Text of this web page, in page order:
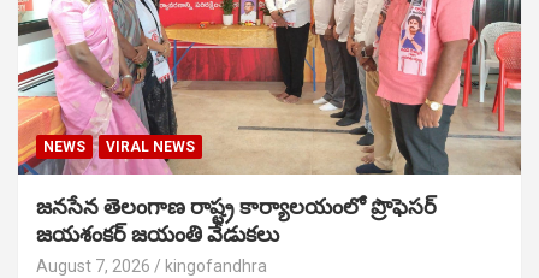
NEWS VIRAL NEWS
జనసేన తెలంగాణ రాష్ట్ర కార్యాలయంలో ప్రొఫెసర్
జయశంకర్ జయంతి వేడుకలు
August 7, 2026 kingofandhra